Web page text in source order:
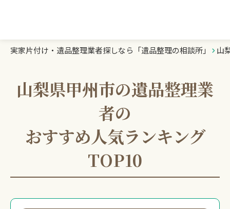
遺品整理の相談所TOP
業者を探す
初めての方へ
豆知識
実家片付け・遺品整理業者探しなら「遺品整理の相談所」 山
山梨県甲州市の遺品整理業
者の
おすすめ人気ランキング
TOP10